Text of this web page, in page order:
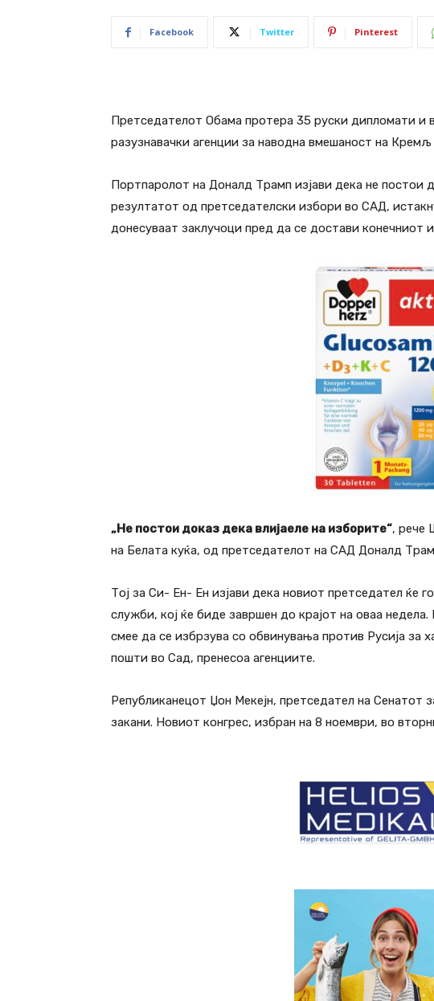
Facebook Twitter Pinterest
Претседателот Обама протера 35 руски дипломати и
разузнавачки агенции за наводна вмешаност на
Портпаролот на Доналд Трамп изјави дека не постои
резултатот од претседателски избори во САД,
донесуваат заклучоци пред да се достави конечниот
„Не постои доказ дека влијаеле на изборите“, рече
на Белата куќа, од претседателот на САД Доналд
Тој за Си- Ен- Ен изјави дека новиот претседател ќе
служби, кој ќе биде завршен до крајот на оваа
смее да се избрзува со обвинувања против Русија за
пошти во Сад, пренесоа агенциите.
Републиканецот Џон Мекејн, претседател на Сенатот
закани. Новиот конгрес, избран на 8 ноември, во